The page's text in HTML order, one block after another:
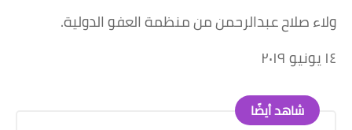
ولاء صلاح عبدالرحمن من منظمة العفو الدولية.
١٤يونيو ٢٠١٩
شاهد أيضًا